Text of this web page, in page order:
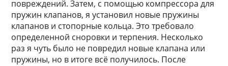
повреждений. Затем, с помощью компрессора для
пружин клапанов, я установил новые пружины
клапанов и стопорные кольца. Это требовало
определенной сноровки и терпения. Несколько
раз я чуть было не повредил новые клапана или
пружины, но в итоге всё получилось. После